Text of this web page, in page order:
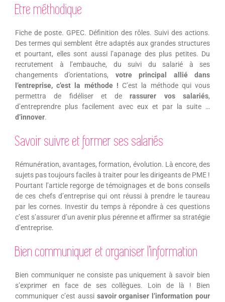
Etre méthodique
Fiche de poste. GPEC. Définition des rôles. Suivi des actions.
Des termes qui semblent être adaptés aux grandes structures
et pourtant, elles sont aussi l’apanage des plus petites. Du
recrutement à l’embauche, du suivi du salarié à ses
changements d’orientations, votre principal allié dans
l’entreprise, c’est la méthode ! C’est la méthode qui vous
permettra de fidéliser et derassurer vos salariés,
d’entreprendre plus facilement avec eux et par la suite …
d’innover.
Savoir suivre et former ses salariés
Rémunération, avantages, formation, évolution. Là encore, des
sujets pas toujours faciles à traiter pour les dirigeants de PME !
Pourtant l’article regorge de témoignages et de bons conseils
de ces chefs d’entreprise qui ont réussi à prendre le taureau
par les cornes. Investir du temps à répondre à ces questions
c’est s’assurer d’un avenir plus pérenne et affirmer sa stratégie
d’entreprise.
Bien communiquer et organiser l’information
Bien communiquer ne consiste pas uniquement à savoir bien
s’exprimer en face de ses collègues. Loin de là ! Bien
communiquer c’est aussisavoir organiser l’information pour